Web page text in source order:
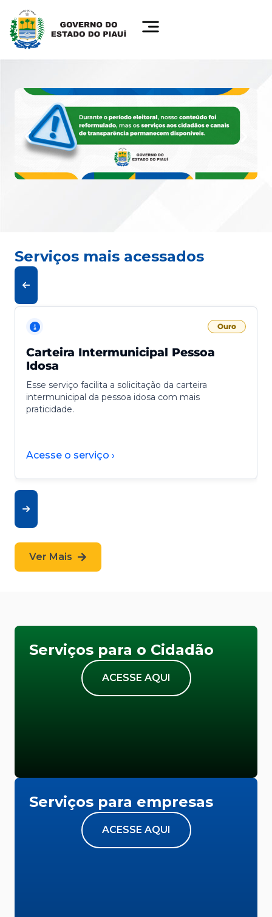
Serviços mais acessados
Ouro
Carteira Intermunicipal Pessoa
Idosa
Esse serviço facilita a solicitação da carteira
intermunicipal da pessoa idosa com mais
praticidade.
Acesse o serviço ›
Ver Mais
Serviços para o Cidadão
ACESSE AQUI
Serviços para empresas
ACESSE AQUI